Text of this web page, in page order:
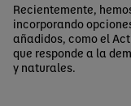
Recientemente,
incorporando
añadidos, como el
que responde a la
y naturales.